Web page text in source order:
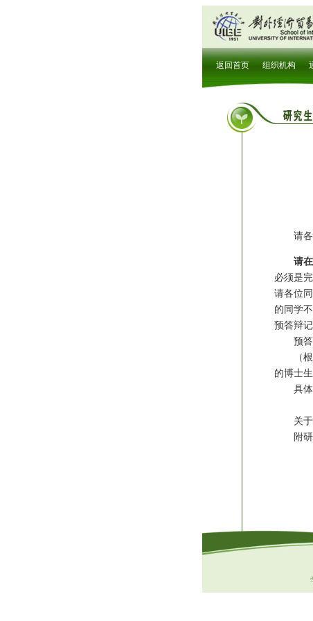
请
请
必须是
请各位
的同学
预答辩
预
（
的博士
具
关
附